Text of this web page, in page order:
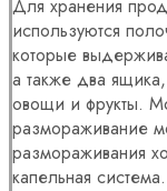
Для хранения
используются
которые
а также два
овощи и фрукты.
размораживание
размораживания
капельная система.